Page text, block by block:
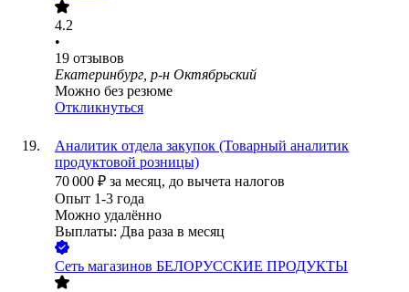
4.2
•
19 отзывов
Екатеринбург, р-н Октябрьский
Можно без резюме
Откликнуться
Аналитик отдела закупок (Товарный аналитик
продуктовой розницы)
70 000 ₽ за месяц, до вычета налогов
Опыт 1-3 года
Можно удалённо
Выплаты: Два раза в месяц
Сеть магазинов БЕЛОРУССКИЕ ПРОДУКТЫ